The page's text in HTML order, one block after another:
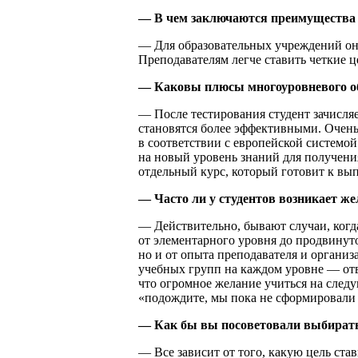
— В чем заключаются
— Для образовательных учреждений
Преподавателям легче ставить
— Каковы плюсы многоуровневого
— После тестирования студент
становятся более эффективными.
в соответствии с европейской
на новый уровень знаний для
отдельный курс, который готовит к
— Часто ли у студентов возникает
— Действительно, бывают случаи,
от элементарного уровня до
но и от опыта преподавателя и
учебных групп на каждом уровне —
что огромное желание учиться на
«подождите, мы пока не
— Как бы вы посоветовали
— Все зависит от того, какую цель